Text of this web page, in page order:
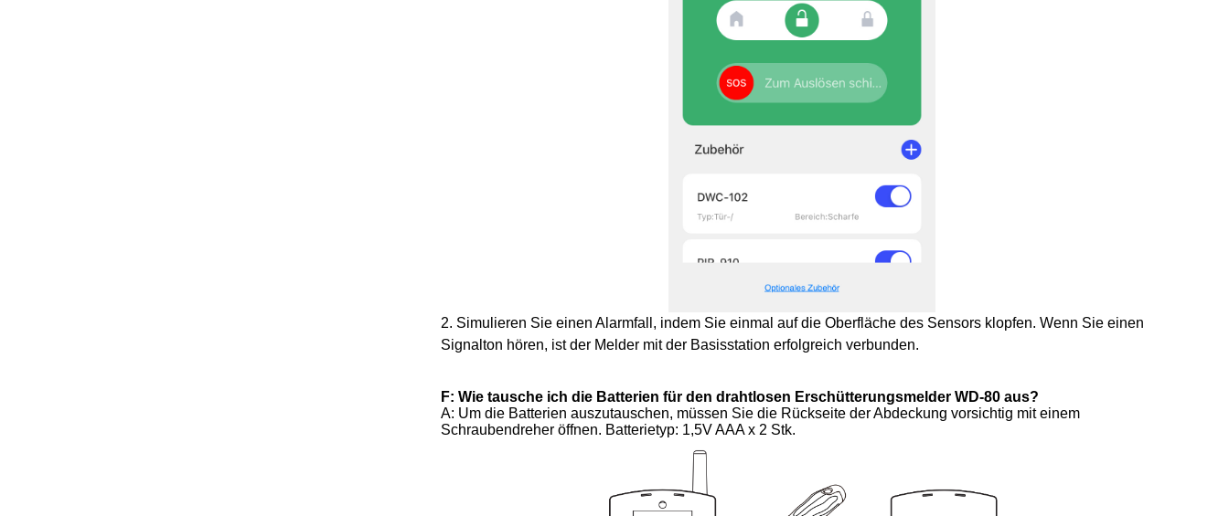
2. Simulieren Sie einen Alarmfall, indem Sie einmal auf die Oberfläche des Sensors klopfen. Wenn Sie einen
Signalton hören, ist der Melder mit der Basisstation erfolgreich verbunden.
F: Wie tausche ich die Batterien für den drahtlosen Erschütterungsmelder WD-80 aus?
A: Um die Batterien auszutauschen, müssen Sie die Rückseite der Abdeckung vorsichtig mit einem
Schraubendreher öffnen. Batterietyp: 1,5V AAA x 2 Stk.